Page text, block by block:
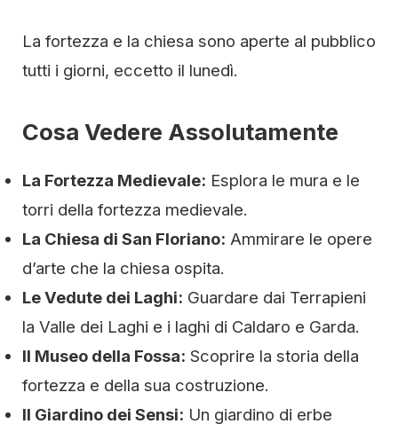
La fortezza e la chiesa sono aperte al pubblico
tutti i giorni, eccetto il lunedì.
Cosa Vedere Assolutamente
La Fortezza Medievale: Esplora le mura e le
torri della fortezza medievale.
La Chiesa di San Floriano: Ammirare le opere
d’arte che la chiesa ospita.
Le Vedute dei Laghi: Guardare dai Terrapieni
la Valle dei Laghi e i laghi di Caldaro e Garda.
Il Museo della Fossa: Scoprire la storia della
fortezza e della sua costruzione.
Il Giardino dei Sensi: Un giardino di erbe